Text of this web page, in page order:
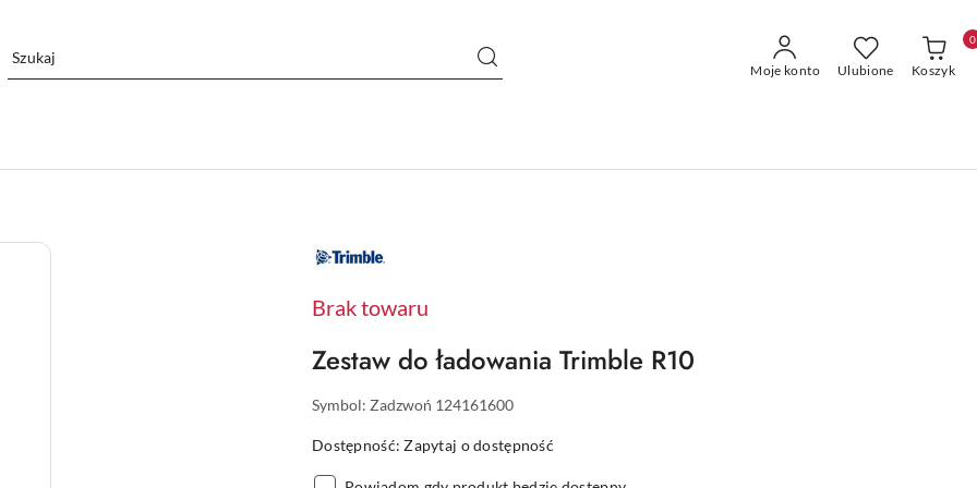
Moje konto Ulubione Koszyk
0
NAZWA
PRODUCENTA:
Brak towaru
Zestaw do ładowania Trimble R10
Symbol: Zadzwoń 124161600
Dostępność:Zapytaj o dostępność